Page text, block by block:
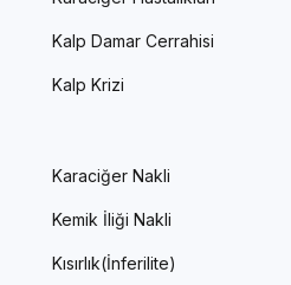
Kalp Damar Cerrahisi
Kalp Krizi
Karaciğer Nakli
Kemik İliği Nakli
Kısırlık(İnferilite)